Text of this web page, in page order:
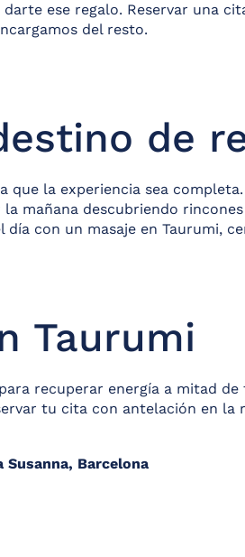
ese regalo. Reservar una
del resto.
de
que la experiencia sea
la mañana descubriendo
con un masaje en Taurumi,
Taurumi
recuperar energía a mitad
tu cita con antelación en
Barcelona